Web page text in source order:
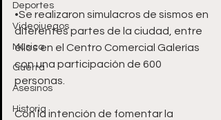
Deportes
Videojuegos
Música
Guerra
Asesinos
Historia
•Se realizaron simulacros de sismos en
diferentes partes de la ciudad, entre
ellos en el Centro Comercial Galerías
con una participación de 600
personas.
Con la intención de fomentar la